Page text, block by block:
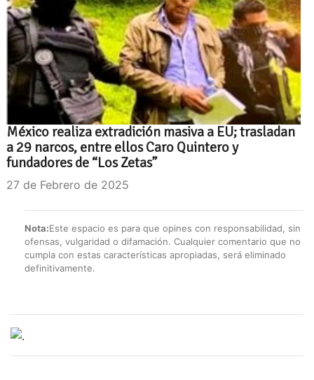
México realiza extradición masiva a EU; trasladan
a 29 narcos, entre ellos Caro Quintero y
fundadores de “Los Zetas”
27 de Febrero de 2025
Nota:Este espacio es para que opines con responsabilidad, sin
ofensas, vulgaridad o difamación. Cualquier comentario que no
cumpla con estas características apropiadas, será eliminado
definitivamente.